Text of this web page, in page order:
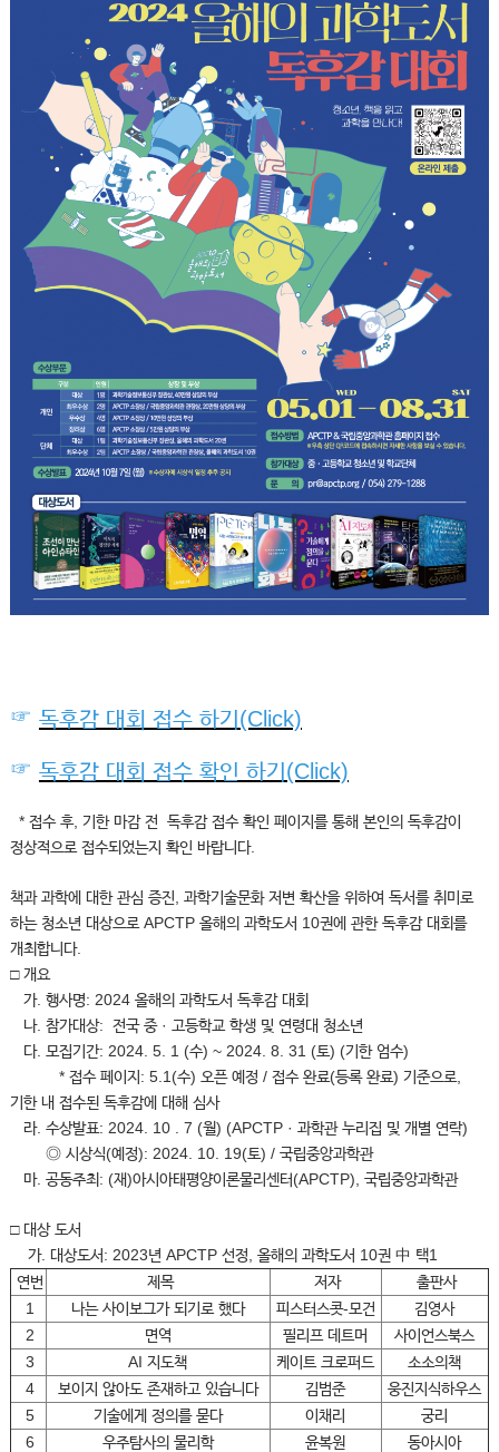
☞ 독후감 대회 접수 하기(Click)
☞ 독후감 대회 접수 확인 하기(Click)
* 접수 후, 기한 마감 전 독후감 접수 확인 페이지를 통해 본인의 독후감이
정상적으로 접수되었는지 확인 바랍니다.
책과 과학에 대한 관심 증진, 과학기술문화 저변 확산을 위하여 독서를 취미로
하는 청소년 대상으로 APCTP 올해의 과학도서 10권에 관한 독후감 대회를
개최합니다.
□ 개요
가. 행사명: 2024 올해의 과학도서 독후감 대회
나. 참가대상: 전국 중 · 고등학교 학생 및 연령대 청소년
다. 모집기간: 2024. 5. 1 (수) ~ 2024. 8. 31 (토) (기한 엄수)
* 접수 페이지: 5.1(수) 오픈 예정 / 접수 완료(등록 완료) 기준으로,
기한 내 접수된 독후감에 대해 심사
라. 수상발표: 2024. 10 . 7 (월) (APCTP · 과학관 누리집 및 개별 연락)
◎ 시상식(예정): 2024. 10. 19(토) / 국립중앙과학관
마. 공동주최: (재)아시아태평양이론물리센터(APCTP), 국립중앙과학관
□ 대상 도서
가. 대상도서: 2023년 APCTP 선정, 올해의 과학도서 10권 中 택1
연번
제목 저자
출판사
1
나는 사이보그가 되기로 했다 피스터스콧-모건
김영사
2
면역 필리프 데트머
사이언스북스
3
AI 지도책 케이트 크로퍼드
소소의책
4
보이지 않아도 존재하고 있습니다 김범준
웅진지식하우스
5
기술에게 정의를 묻다 이채리
궁리
6
우주탐사의 물리학 윤복원
동아시아